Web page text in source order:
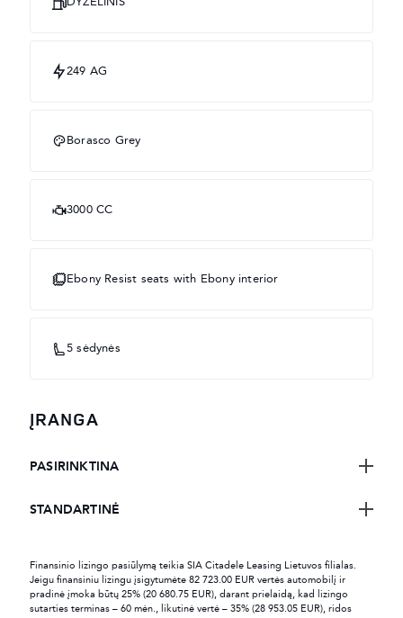
DYZELINIS
249 AG
Borasco Grey
3000 CC
Ebony Resist seats with Ebony interior
5 sėdynės
ĮRANGA
PASIRINKTINA
STANDARTINĖ
Finansinio lizingo pasiūlymą teikia SIA Citadele Leasing Lietuvos filialas.
Jeigu finansiniu lizingu įsigytumėte 82 723.00 EUR vertės automobilį ir
pradinė įmoka būtų 25% (20 680.75 EUR), darant prielaidą, kad lizingo
sutarties terminas – 60 mėn., likutinė vertė – 35% (28 953.05 EUR), ridos